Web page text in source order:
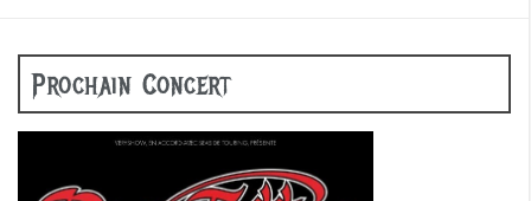
Prochain Concert